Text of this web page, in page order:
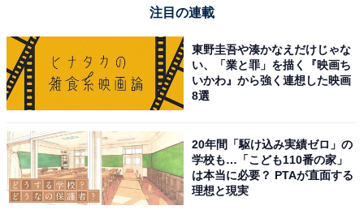
注目の連載
東野圭吾や湊かなえだけじゃな
い、「業と罪」を描く『映画ち
いかわ』から強く連想した映画
8選
20年間「駆け込み実績ゼロ」の
学校も…「こども110番の家」
は本当に必要？ PTAが直面する
理想と現実